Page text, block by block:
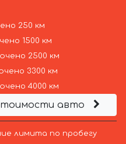
250 км
1500 км
2500 км
3300 км
4000 км
авто
лимита по пробегу